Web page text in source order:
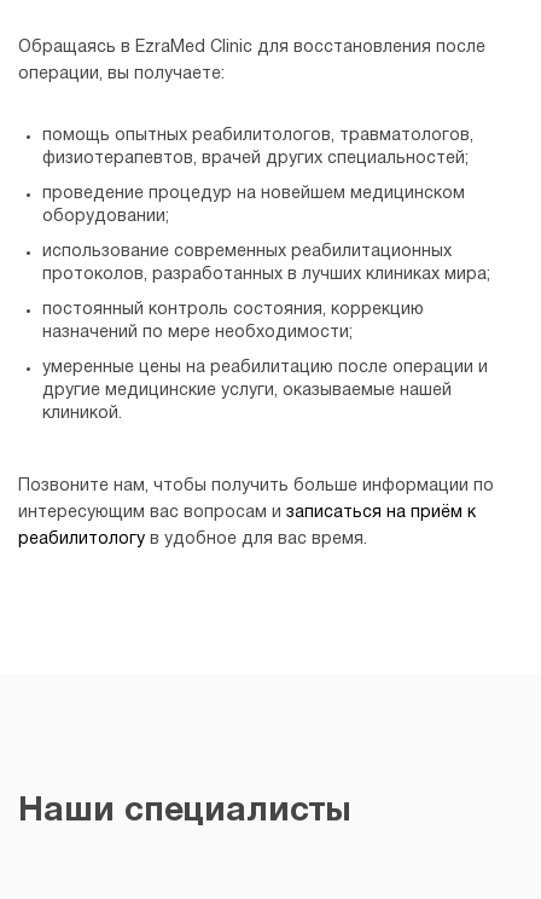
Обращаясь в EzraMed Clinic для восстановления после
операции, вы получаете:
помощь опытных реабилитологов, травматологов,
физиотерапевтов, врачей других специальностей;
проведение процедур на новейшем медицинском
оборудовании;
использование современных реабилитационных
протоколов, разработанных в лучших клиниках мира;
постоянный контроль состояния, коррекцию
назначений по мере необходимости;
умеренные цены на реабилитацию после операции и
другие медицинские услуги, оказываемые нашей
клиникой.
Позвоните нам, чтобы получить больше информации по
интересующим вас вопросам и записаться на приём к
реабилитологу в удобное для вас время.
Наши специалисты